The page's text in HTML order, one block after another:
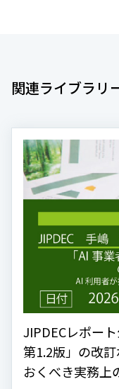
関連ライブラリ
JIPDECレポー
第1.2版」の改
おくべき実務上